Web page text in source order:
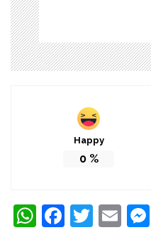
Happy
0%
WhatsApp